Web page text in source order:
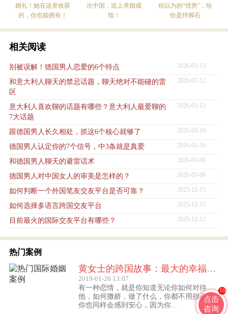
婚礼！她在这里收获
的，你也能拥有！
次中国，送上求婚戒
指！
你以为的“优势”，恰
恰是绊脚石
相关阅读
别被误解！德国男人恋爱的6个特点 2026-03-13
和意大利人聊天的禁忌话题，聊天绝对不能碰的雷
区
2026-03-12
意大利人喜欢聊的话题有哪些？意大利人最爱聊的
7大话题
2026-03-12
跟德国男人长久相处，抓这6个核心就够了 2026-03-10
德国男人认定你的7个信号，中3条就是真爱 2026-03-10
和德国男人聊天的避雷话术 2026-03-09
德国男人对中国女人的审美是怎样的？ 2026-03-09
如何判断一个外国笔友交友平台是否可靠？ 2025-12-15
如何选择多语言跨国交友平台 2025-12-15
目前最火的国际交友平台有哪些？ 2025-12-12
热门案例
黄女士的跨国故事：最大的幸福便是有一个白马王子一直默默等着自己
2019-01-26 13:07
有一种恋情，就是你知道无论你如何对待
他，如何撒娇，做了什么，你都不用担心，
你也同样会感到安心，因为你...
点击
咨询
16